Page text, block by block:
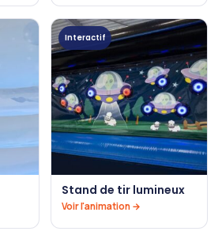
Interactif
Stand de tir lumineux
Voir l'animation →